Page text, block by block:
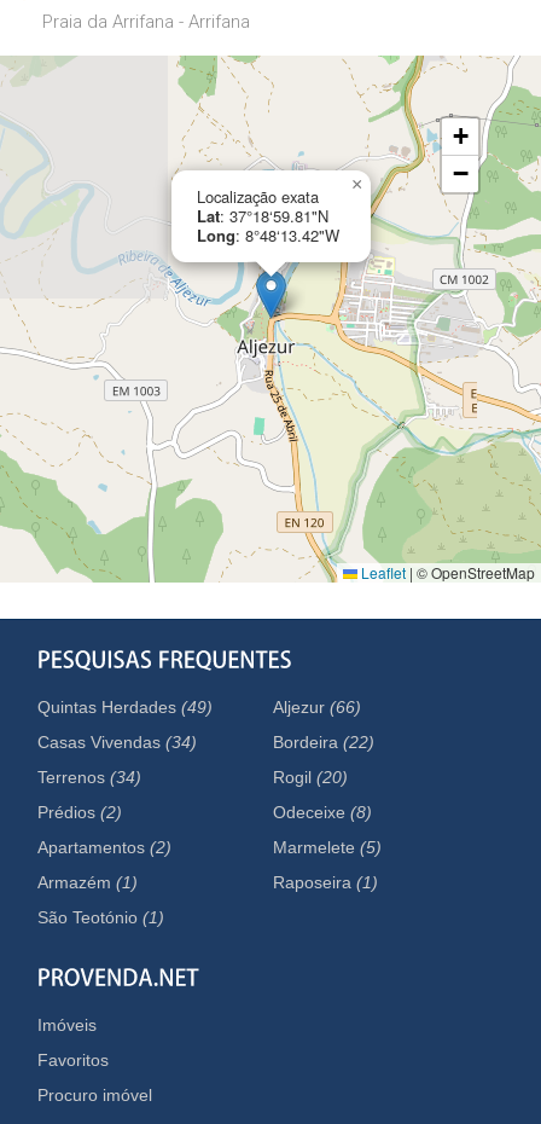
Praia da Arrifana - Arrifana
Localização exata
Lat: 37°18‘59.81"N
Long: 8°48‘13.42"W
×
+
−
Leaflet | © OpenStreetMap
Quintas Herdades(49)
Casas Vivendas(34)
Terrenos(34)
Prédios(2)
Apartamentos(2)
Armazém(1)
Aljezur(66)
Bordeira(22)
Rogil(20)
Odeceixe(8)
Marmelete(5)
Raposeira(1)
São Teotónio(1)
Imóveis
Favoritos
Procuro imóvel